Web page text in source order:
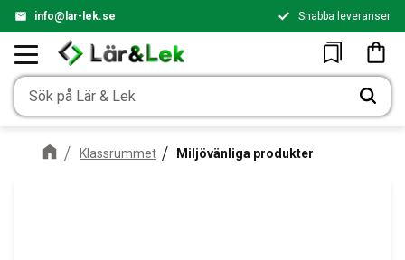
info@lar-lek.se Snabba leveranser
Favoriter
Klassrummet Miljövänliga produkter